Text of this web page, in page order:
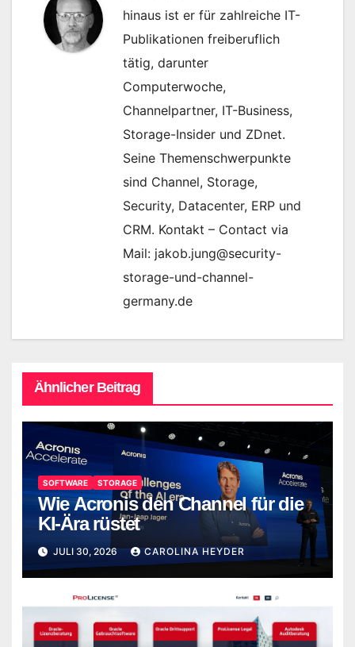
hinaus ist er für zahlreiche IT-
Publikationen freiberuflich
tätig, darunter
Computerwoche,
Channelpartner, IT-Business,
Storage-Insider und ZDnet.
Seine Themenschwerpunkte
sind Channel, Storage,
Security, Datacenter, ERP und
CRM. Kontakt – Contact via
Mail: jakob.jung@security-
storage-und-channel-
germany.de
Ähnlicher Beitrag
SOFTWARE STORAGE
Wie Acronis den Channel für die
KI-Ära rüstet
JULI 30, 2026 CAROLINA HEYDER